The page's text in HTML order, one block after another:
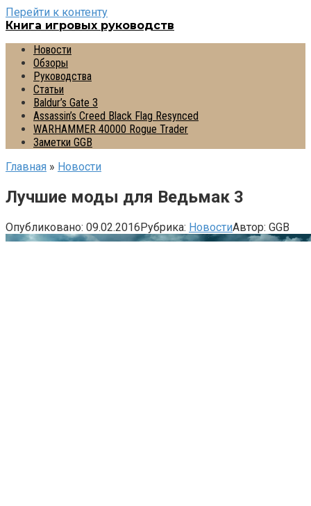
Перейти к контенту
Книга игровых руководств
Новости
Обзоры
Руководства
Статьи
Baldur’s Gate 3
Assassin’s Creed Black Flag Resynced
WARHAMMER 40000 Rogue Trader
Заметки GGB
Главная » Новости
Лучшие моды для Ведьмак 3
Опубликовано: 09.02.2016Рубрика: НовостиАвтор: GGB